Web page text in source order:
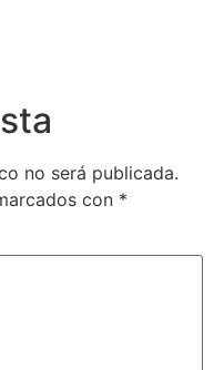
no será publicada.
con *